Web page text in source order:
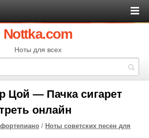
Nottka.com
Ноты для всех
Цой — Пачка сигарет
онлайн
/ Ноты советских песен для